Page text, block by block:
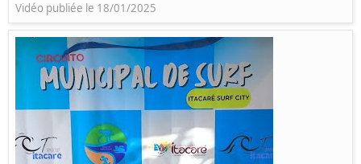
Vidéo publiée le 18/01/2025